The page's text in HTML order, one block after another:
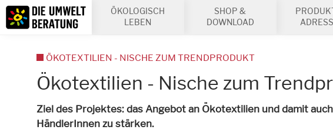
Inhalt
Suche
ÖKOLOGISCH
LEBEN
SHOP &
DOWNLOAD
Ökotextilien - Nische zum
Ziel des Projektes: das Angebot an Ökotextilien und damit
HändlerInnen zu stärken.
ÖKOTEXTILIEN - NISCHE ZUM TRENDPRODUKT